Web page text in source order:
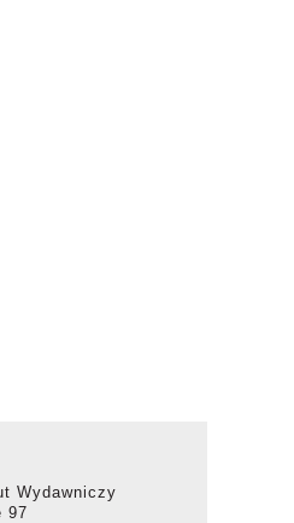
Wydawniczy
97